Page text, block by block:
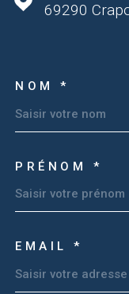
69290
NOM *
PRÉNOM *
EMAIL *